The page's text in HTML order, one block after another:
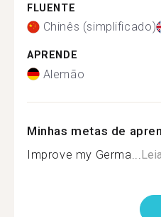
FLUENTE
Chinês (simplificado)
APRENDE
Alemão
Minhas metas de
Improve my Germa...